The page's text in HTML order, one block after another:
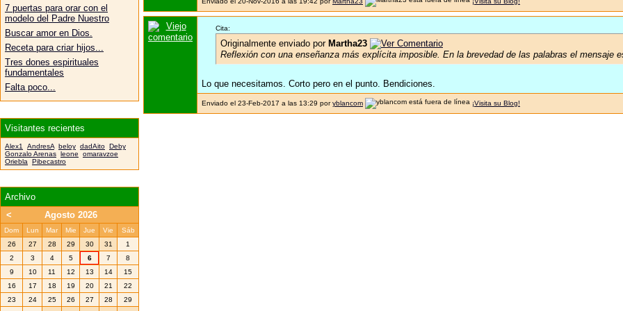
Cita:
Originalmente enviado por Martha23
Reflexión con una enseñanza más explícita imposible. En la brevedad de las palabras el mensaje
Lo que necesitamos. Corto pero en el punto. Bendiciones.
Enviado el 23-Feb-2017 a las 13:29 poryblancom ¡Visita su Blog!
7 puertas para orar con el
modelo del Padre Nuestro
Buscar amor en Dios.
Receta para criar hijos...
Tres dones espirituales
fundamentales
Falta poco...
Visitantes recientes
Alex1 AndresA beloy dadAito
Deby
Gonzalo Arenas
leone
omaravzoe
Oriebla
Pibecastro
Archivo
<
Agosto 2026
Dom Lun Mar Mie Jue Vie
Sáb
26
27 28 29 30 31
1
2
3 4 5 6 7
8
9
10 11 12 13 14
15
16
17 18 19 20 21
22
23
24 25 26 27 28
29